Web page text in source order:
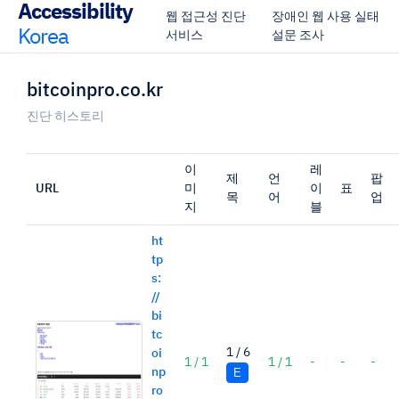
Accessibility
Korea
웹 접근성 진단
서비스
장애인 웹 사용 실태
설문 조사
bitcoinpro.co.kr
진단 히스토리
URL
이
미
지
제
목
언
어
레
이
블
표
팝
업
ht
tp
s:
//
bi
tc
oi
np
ro
1 / 1
1 / 6
E
1 / 1 - - -